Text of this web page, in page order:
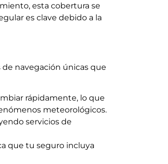
esta cobertura se
es clave debido a la
navegación únicas que
rápidamente, lo que
meteorológicos.
servicios de
que tu seguro incluya